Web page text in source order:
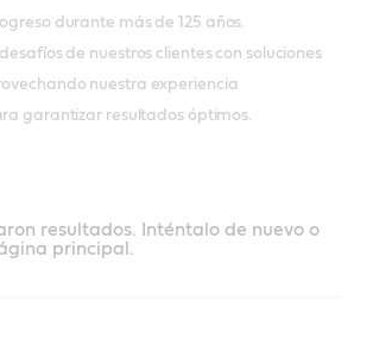
durante más de 125 años.
de nuestros clientes con soluciones
nuestra experiencia
garantizar resultados óptimos.
resultados. Inténtalo de nuevo o
principal.